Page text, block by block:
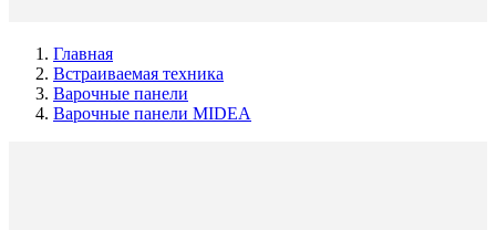
Главная
Встраиваемая техника
Варочные панели
Варочные панели MIDEA